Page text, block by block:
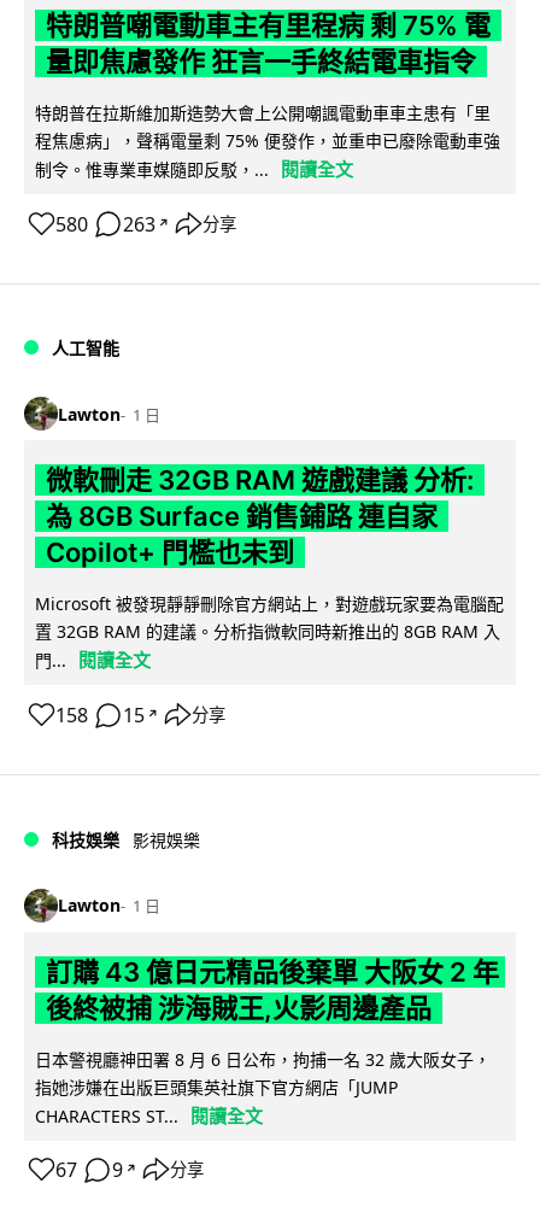
特朗普嘲電動車主有里程病 剩 75% 電
量即焦慮發作 狂言一手終結電車指令
特朗普在拉斯維加斯造勢大會上公開嘲諷電動車車主患有「里
程焦慮病」，聲稱電量剩 75% 便發作，並重申已廢除電動車強
制令。惟專業車媒隨即反駁，...
閱讀全文
580 263 ↗ 分享
人工智能
Lawton 1 日
微軟刪走 32GB RAM 遊戲建議 分析:
為 8GB Surface 銷售鋪路 連自家
Copilot+ 門檻也未到
Microsoft 被發現靜靜刪除官方網站上，對遊戲玩家要為電腦配
置 32GB RAM 的建議。分析指微軟同時新推出的 8GB RAM 入
門...
閱讀全文
158 15 ↗ 分享
科技娛樂 影視娛樂
Lawton 1 日
訂購 43 億日元精品後棄單 大阪女 2 年
後終被捕 涉海賊王,火影周邊產品
日本警視廳神田署 8 月 6 日公布，拘捕一名 32 歲大阪女子，
指她涉嫌在出版巨頭集英社旗下官方網店「JUMP
CHARACTERS ST...
閱讀全文
67 9 ↗ 分享